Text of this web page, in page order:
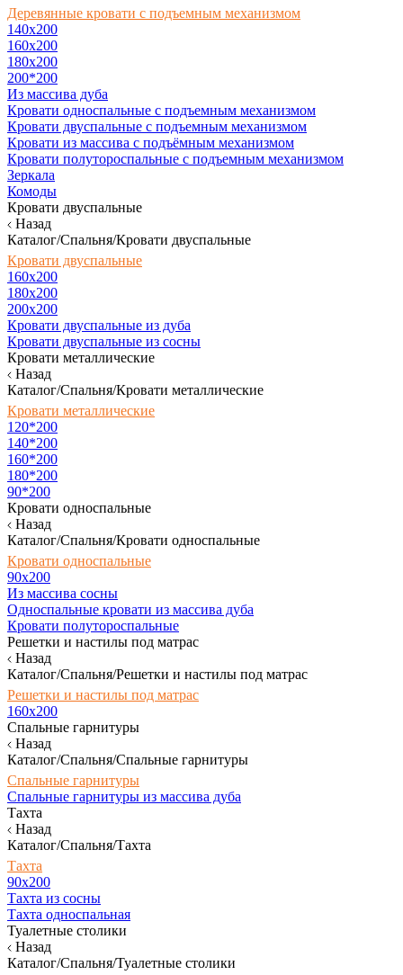
Деревянные кровати с подъемным механизмом
140x200
160х200
180х200
200*200
Из массива дуба
Кровати односпальные с подъемным механизмом
Кровати двуспальные с подъемным механизмом
Кровати из массива с подъёмным механизмом
Кровати полутороспальные с подъемным механизмом
Зеркала
Комоды
Кровати двуспальные
Назад
Каталог/Спальня/Кровати двуспальные
Кровати двуспальные
160х200
180x200
200x200
Кровати двуспальные из дуба
Кровати двуспальные из сосны
Кровати металлические
Назад
Каталог/Спальня/Кровати металлические
Кровати металлические
120*200
140*200
160*200
180*200
90*200
Кровати односпальные
Назад
Каталог/Спальня/Кровати односпальные
Кровати односпальные
90х200
Из массива сосны
Односпальные кровати из массива дуба
Кровати полутороспальные
Решетки и настилы под матрас
Назад
Каталог/Спальня/Решетки и настилы под матрас
Решетки и настилы под матрас
160х200
Спальные гарнитуры
Назад
Каталог/Спальня/Спальные гарнитуры
Спальные гарнитуры
Спальные гарнитуры из массива дуба
Тахта
Назад
Каталог/Спальня/Тахта
Тахта
90х200
Тахта из сосны
Тахта односпальная
Туалетные столики
Назад
Каталог/Спальня/Туалетные столики